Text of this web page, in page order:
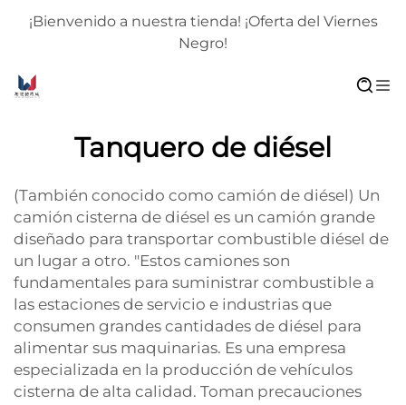
¡Bienvenido a nuestra tienda! ¡Oferta del Viernes
Negro!
Tanquero de diésel
(También conocido como camión de diésel) Un
camión cisterna de diésel es un camión grande
diseñado para transportar combustible diésel de
un lugar a otro. "Estos camiones son
fundamentales para suministrar combustible a
las estaciones de servicio e industrias que
consumen grandes cantidades de diésel para
alimentar sus maquinarias. Es una empresa
especializada en la producción de vehículos
cisterna de alta calidad. Toman precauciones